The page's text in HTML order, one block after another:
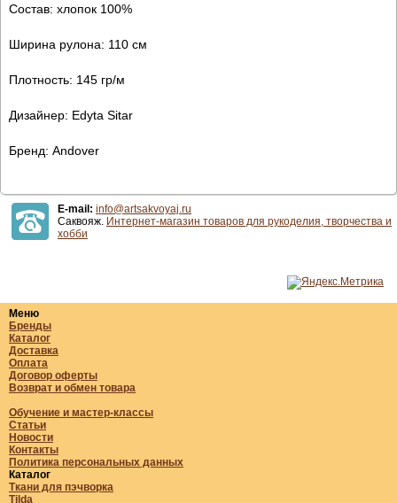
Состав: хлопок 100%
Ширина рулона: 110 см
Плотность: 145 гр/м
Дизайнер: Edyta Sitar
Бренд: Andover
E-mail: info@artsakvoyaj.ru
Саквояж. Интернет-магазин товаров для рукоделия, творчества и
хобби
Меню
Бренды
Каталог
Доставка
Оплата
Договор оферты
Возврат и обмен товара
Обучение и мастер-классы
Статьи
Новости
Контакты
Политика персональных данных
Каталог
Ткани для пэчворка
Tilda